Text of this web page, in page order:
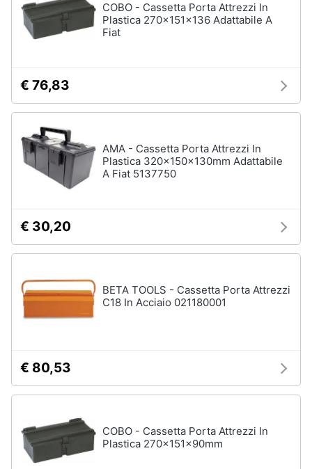
Casalinghi
Sport
Animali
Motori
cd
dvd
Festività
e
ricorrenze
Servizi
Assistenza
clienti
Seghetto
Fresa
Vetreria
Vedi
Imbiancare
e
dipingere
Pittura
Vernice
Stucco
Vedi
Materiale
elettrico
COBO - Cassetta Porta Attrezzi In
Plastica 270x151x136 Adattabile A
Fiat
€ 76,83
AMA - Cassetta Porta Attrezzi In
Plastica 320x150x130mm Adattabile
A Fiat 5137750
€ 30,20
BETA TOOLS - Cassetta Porta Attrezzi
C18 In Acciaio 021180001
€ 80,53
COBO - Cassetta Porta Attrezzi In
Plastica 270x151x90mm